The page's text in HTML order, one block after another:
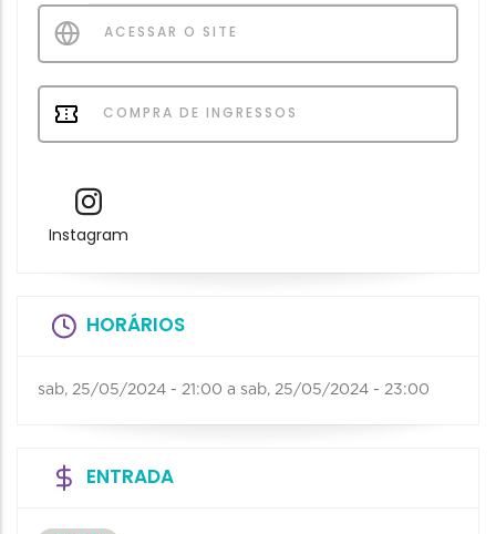
ACESSAR O SITE
COMPRA DE INGRESSOS
Instagram
HORÁRIOS
sab, 25/05/2024 - 21:00 a sab, 25/05/2024 - 23:00
ENTRADA